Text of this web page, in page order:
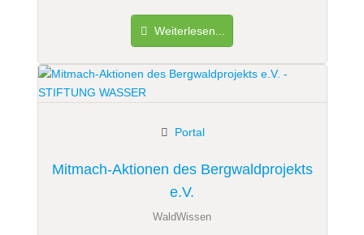
Weiterlesen...
Mitmach-Aktionen des Bergwaldprojekts
e.V.
Portal
WaldWissen